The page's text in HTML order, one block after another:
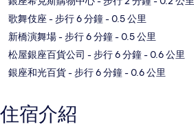
歌舞伎座 - 步行 6 分鐘- 0.5 公里
新橋演舞場- 步行 6 分鐘- 0.5 公里
松屋銀座百貨公司 - 步行 6 分鐘- 0.6 公里
銀座和光百貨- 步行 6 分鐘- 0.6 公里
住宿介紹